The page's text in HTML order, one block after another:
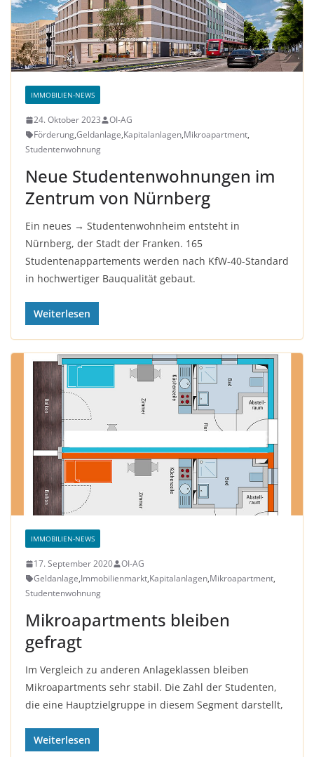
IMMOBILIEN-NEWS
24. Oktober 2023
OI-AG
Förderung,Geldanlage,Kapitalanlagen,Mikroapartment,
Studentenwohnung
Neue Studentenwohnungen im
Zentrum von Nürnberg
Ein neues → Studentenwohnheim entsteht in
Nürnberg, der Stadt der Franken. 165
Studentenappartements werden nach KfW-40-Standard
in hochwertiger Bauqualität gebaut.
Weiterlesen
IMMOBILIEN-NEWS
17. September 2020
OI-AG
Geldanlage,Immobilienmarkt,Kapitalanlagen,Mikroapartment,
Studentenwohnung
Mikroapartments bleiben
gefragt
Im Vergleich zu anderen Anlageklassen bleiben
Mikroapartments sehr stabil. Die Zahl der Studenten,
die eine Hauptzielgruppe in diesem Segment darstellt,
Weiterlesen